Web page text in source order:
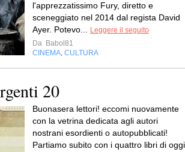
l'apprezzatissimo Fury, diretto e
sceneggiato nel 2014 dal regista David
Ayer. Potevo...
Leggere il seguito
Da Babol81
CINEMA CULTURA
20
Buonasera lettori! eccomi nuovamente
con la vetrina dedicata agli autori
nostrani esordienti o autopubblicati!
Partiamo subito con i quattro libri di